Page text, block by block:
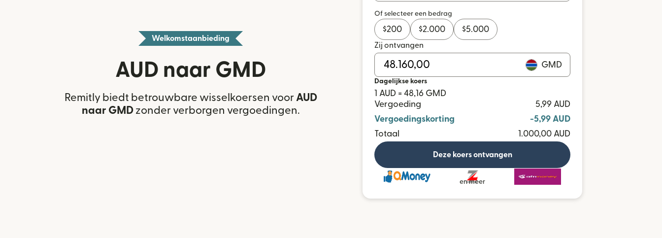
Welkomstaanbieding
AUD naar GMD
Remitly biedt betrouwbare wisselkoersen voor AUD
naar GMDzonder verborgen vergoedingen.
Of selecteer een bedrag
$200 $2.000 $5.000
Zij ontvangen
GMD
Dagelijkse koers
1 AUD = 48,16 GMD
Vergoeding
5,99 AUD
Vergoedingskorting
-5,99 AUD
Totaal
1.000,00 AUD
Deze koers ontvangen
en meer